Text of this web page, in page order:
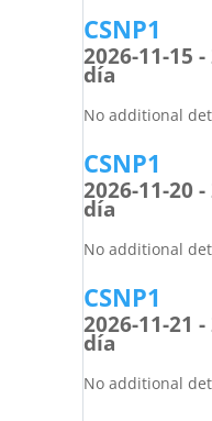
CSNP1
2026-11-15
día
No additional
CSNP1
2026-11-20
día
No additional
CSNP1
2026-11-21
día
No additional